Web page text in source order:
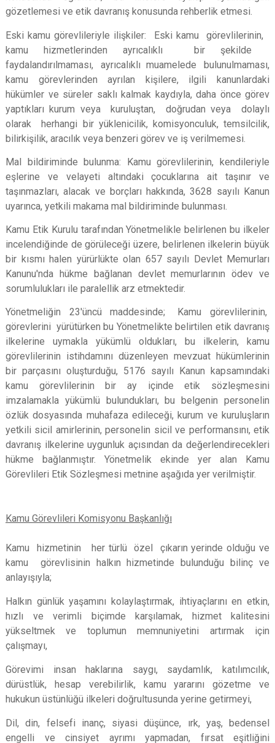
gözetlemesi ve etik davranış konusunda rehberlik etmesi.
Eski kamu görevlileriyle ilişkiler: Eski kamu görevlilerinin,
kamu hizmetlerinden ayrıcalıklı bir şekilde
faydalandırılmaması, ayrıcalıklı muamelede bulunulmaması,
kamu görevlerinden ayrılan kişilere, ilgili kanunlardaki
hükümler ve süreler saklı kalmak kaydıyla, daha önce görev
yaptıkları kurum veya kuruluştan, doğrudan veya dolaylı
olarak herhangi bir yüklenicilik, komisyonculuk, temsilcilik,
bilirkişilik, aracılık veya benzeri görev ve iş verilmemesi.
Mal bildiriminde bulunma: Kamu görevlilerinin, kendileriyle
eşlerine ve velayeti altındaki çocuklarına ait taşınır ve
taşınmazları, alacak ve borçları hakkında, 3628 sayılı Kanun
uyarınca, yetkili makama mal bildiriminde bulunması.
Kamu Etik Kurulu tarafından Yönetmelikle belirlenen bu ilkeler
incelendiğinde de görüleceği üzere, belirlenen ilkelerin büyük
bir kısmı halen yürürlükte olan 657 sayılı Devlet Memurları
Kanunu'nda hükme bağlanan devlet memurlarının ödev ve
sorumlulukları ile paralellik arz etmektedir.
Yönetmeliğin 23'üncü maddesinde; Kamu görevlilerinin,
görevlerini yürütürken bu Yönetmelikte belirtilen etik davranış
ilkelerine uymakla yükümlü oldukları, bu ilkelerin, kamu
görevlilerinin istihdamını düzenleyen mevzuat hükümlerinin
bir parçasını oluşturduğu, 5176 sayılı Kanun kapsamındaki
kamu görevlilerinin bir ay içinde etik sözleşmesini
imzalamakla yükümlü bulundukları, bu belgenin personelin
özlük dosyasında muhafaza edileceği, kurum ve kuruluşların
yetkili sicil amirlerinin, personelin sicil ve performansını, etik
davranış ilkelerine uygunluk açısından da değerlendirecekleri
hükme bağlanmıştır. Yönetmelik ekinde yer alan Kamu
Görevlileri Etik Sözleşmesi metnine aşağıda yer verilmiştir.
Kamu Görevlileri Komisyonu Başkanlığı
Kamu hizmetinin her türlü özel çıkarın yerinde olduğu ve
kamu görevlisinin halkın hizmetinde bulunduğu bilinç ve
anlayışıyla;
Halkın günlük yaşamını kolaylaştırmak, ihtiyaçlarını en etkin,
hızlı ve verimli biçimde karşılamak, hizmet kalitesini
yükseltmek ve toplumun memnuniyetini artırmak için
çalışmayı,
Görevimi insan haklarına saygı, saydamlık, katılımcılık,
dürüstlük, hesap verebilirlik, kamu yararını gözetme ve
hukukun üstünlüğü ilkeleri doğrultusunda yerine getirmeyi,
Dil, din, felsefi inanç, siyasi düşünce, ırk, yaş, bedensel
engelli ve cinsiyet ayrımı yapmadan, fırsat eşitliğini